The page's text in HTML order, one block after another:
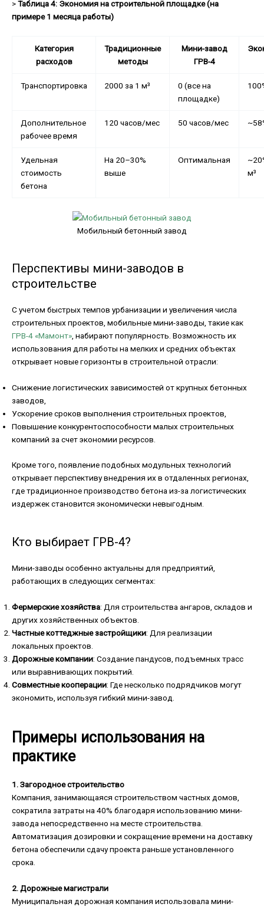
>Таблица 4: Экономия на строительной площадке (на
примере 1 месяца работы)
Категория
расходов
Традиционные
методы
Мини-завод
ГРВ-4
Транспортировка 2000 за 1 м³
0 (все на
площадке)
Дополнительное
рабочее время
120 часов/мес 50 часов/мес
Удельная
стоимость
бетона
На 20–30%
выше
Оптимальная
м³
Мобильный бетонный завод
Перспективы мини-заводов в
строительстве
С учетом быстрых темпов урбанизации и увеличения числа
строительных проектов, мобильные мини-заводы, такие как
ГРВ-4 «Мамонт» , набирают популярность. Возможность их
использования для работы на мелких и средних объектах
открывает новые горизонты в строительной отрасли:
Снижение логистических зависимостей от крупных бетонных
заводов,
Ускорение сроков выполнения строительных проектов,
Повышение конкурентоспособности малых строительных
компаний за счет экономии ресурсов.
Кроме того, появление подобных модульных технологий
открывает перспективу внедрения их в отдаленных регионах,
где традиционное производство бетона из-за логистических
издержек становится экономически невыгодным.
Кто выбирает ГРВ-4?
Мини-заводы особенно актуальны для предприятий,
работающих в следующих сегментах:
Фермерские хозяйства: Для строительства ангаров, складов и
других хозяйственных объектов.
Частные коттеджные застройщики: Для реализации
локальных проектов.
Дорожные компании: Создание пандусов, подъемных трасс
или выравнивающих покрытий.
Совместные кооперации: Где несколько подрядчиков могут
экономить, используя гибкий мини-завод.
Примеры использования на
практике
1. Загородное строительство
Компания, занимающаяся строительством частных домов,
сократила затраты на 40% благодаря использованию мини-
завода непосредственно на месте строительства.
Автоматизация дозировки и сокращение времени на доставку
бетона обеспечили сдачу проекта раньше установленного
срока.
2. Дорожные магистрали
Муниципальная дорожная компания использовала мини-